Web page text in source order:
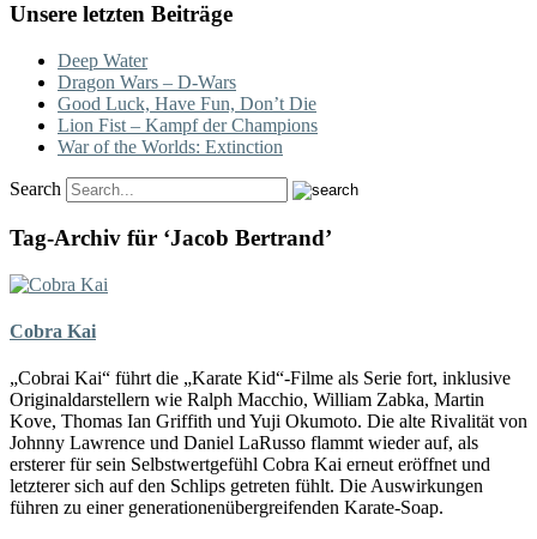
Unsere letzten Beiträge
Deep Water
Dragon Wars – D-Wars
Good Luck, Have Fun, Don’t Die
Lion Fist – Kampf der Champions
War of the Worlds: Extinction
Search
Tag-Archiv für ‘Jacob Bertrand’
Cobra Kai
„Cobrai Kai“ führt die „Karate Kid“-Filme als Serie fort, inklusive
Originaldarstellern wie Ralph Macchio, William Zabka, Martin
Kove, Thomas Ian Griffith und Yuji Okumoto. Die alte Rivalität von
Johnny Lawrence und Daniel LaRusso flammt wieder auf, als
ersterer für sein Selbstwertgefühl Cobra Kai erneut eröffnet und
letzterer sich auf den Schlips getreten fühlt. Die Auswirkungen
führen zu einer generationenübergreifenden Karate-Soap.